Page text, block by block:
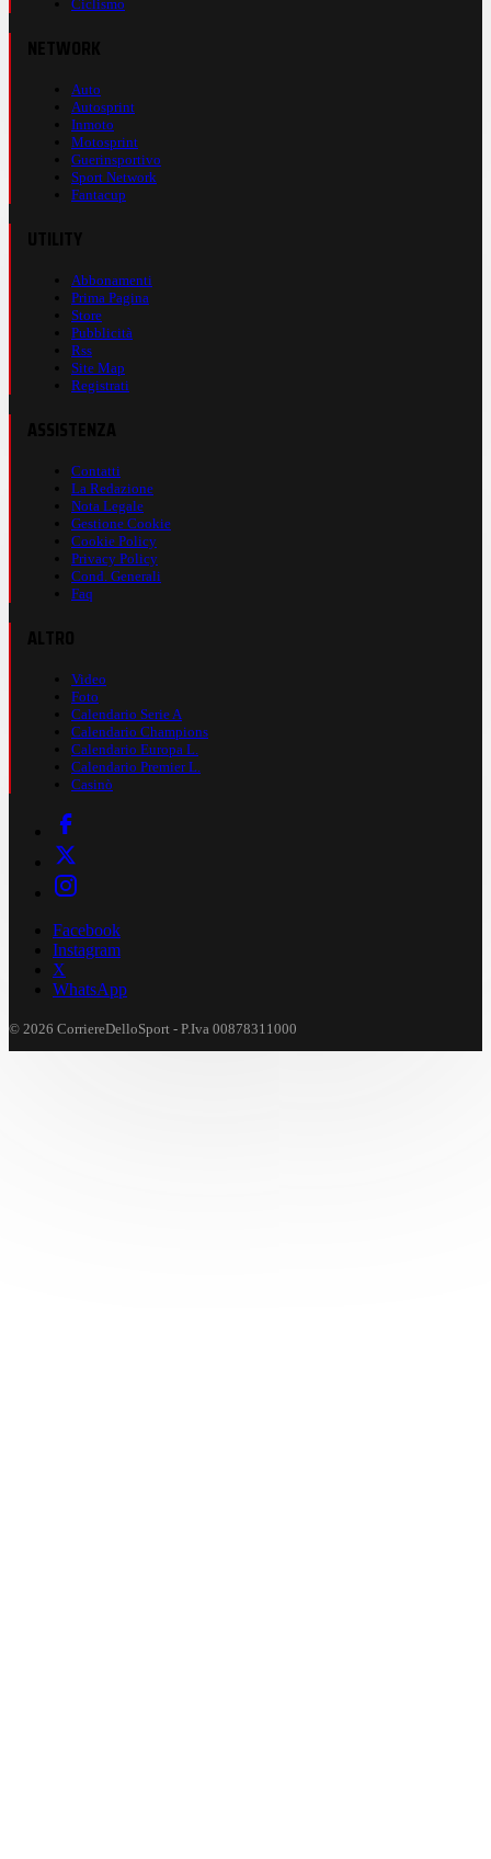
Ciclismo
Auto
Autosprint
Inmoto
Motosprint
Guerinsportivo
Sport Network
Fantacup
Abbonamenti
Prima Pagina
Store
Pubblicità
Rss
Site Map
Registrati
Contatti
La Redazione
Nota Legale
Gestione Cookie
Cookie Policy
Privacy Policy
Cond. Generali
Faq
Video
Foto
Calendario Serie A
Calendario Champions
Calendario Europa L.
Calendario Premier L.
Casinò
Facebook
Instagram
X
WhatsApp
© 2026 CorriereDelloSport - P.Iva 00878311000